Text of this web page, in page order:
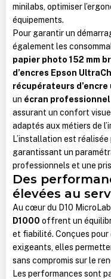
minilabs, optimiser
équipements.
Pour garantir un
également les
papier photo 152 mm
d’encres Epson
récupérateurs d’encre
un écran professionnel
assurant un confort
adaptés aux métiers de
L’installation est réalisée
garantissant un
professionnels et une
Des
élevées au
Au cœur du D10
D1000 offrent un
et fiabilité. Conçues pour
exigeants, elles
sans compromis sur le
Les performances sont